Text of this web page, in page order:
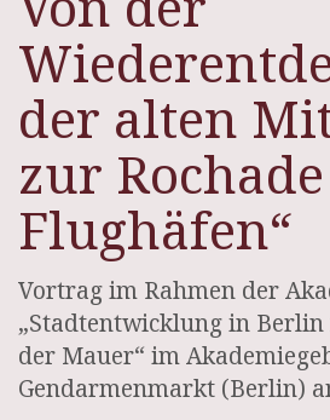
der alten
zur
Flughäfen“
Vortrag im Rahmen der
„Stadtentwicklung in Berlin
der Mauer“ im
Gendarmenmarkt (Berlin)